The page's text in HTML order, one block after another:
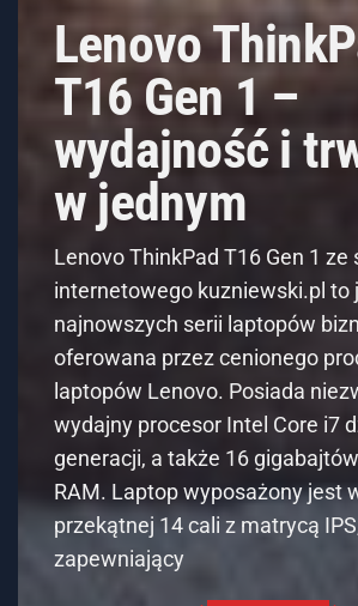
Lenovo
T16 Gen 1 –
wydajność i
w jednym
Lenovo ThinkPad T16 Gen 1 ze
internetowego kuzniewski.pl to
najnowszych serii laptopów
oferowana przez cenionego
laptopów Lenovo. Posiada
wydajny procesor Intel Core i7
generacji, a także 16
RAM. Laptop wyposażony jest
przekątnej 14 cali z matrycą
zapewniający